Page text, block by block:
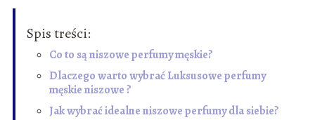
Spis treści:
Co to są niszowe perfumy męskie?
Dlaczego warto wybrać Luksusowe perfumy
męskie niszowe ?
Jak wybrać idealne niszowe perfumy dla siebie?